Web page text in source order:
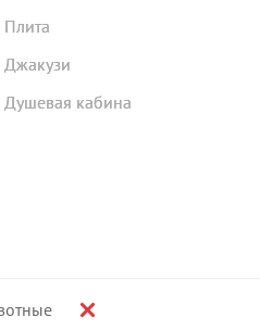
Плита
Джакузи
Душевая кабина